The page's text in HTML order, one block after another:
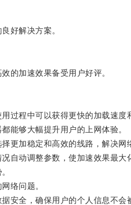
好解决方案。
的加速效果备受用户好评。
程中可以获得更快的加载速度
够大幅提升用户的上网体验。
加稳定和高效的线路，解决网
动调整参数，使加速效果最大
络问题。
全，确保用户的个人信息不会